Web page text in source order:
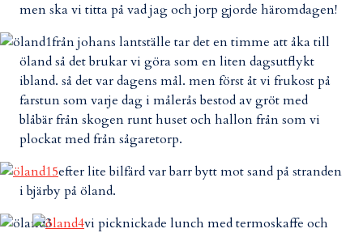
men ska vi titta på vad jag och jorp gjorde häromdagen!
från johans lantställe tar det en timme att åka till
öland så det brukar vi göra som en liten dagsutflykt
ibland. så det var dagens mål. men först åt vi frukost på
farstun som varje dag i målerås bestod av gröt med
blåbär från skogen runt huset och hallon från som vi
plockat med från sågaretorp.
efter lite bilfärd var barr bytt mot sand på stranden
i bjärby på öland.
vi picknickade lunch med termoskaffe och